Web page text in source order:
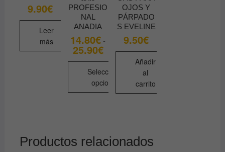
9.90€
Leer
más
PROFESIO
NAL
ANADIA
14.80€ -
25.90€Rango
de
precios:
desde
14.80€
hasta
25.90€
Seleccionar
opciones
múltiples
variantes.
OJOS Y
PÁRPADO
S EVELINE
9.50€
Añadir
al
carrito
Productos relacionados